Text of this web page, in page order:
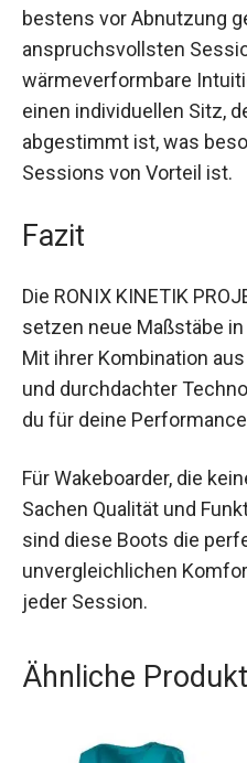
bestens vor Abnutzung
anspruchsvollsten
wärmeverformbare
einen individuellen Sitz,
abgestimmt ist, was
Sessions von Vorteil ist.
Fazit
Die RONIX KINETIK
setzen neue Maßstäbe
Mit ihrer Kombination
und durchdachter
du für deine
Für Wakeboarder, die
Sachen Qualität und
sind diese Boots die
unvergleichlichen
jeder Session.
Ähnliche